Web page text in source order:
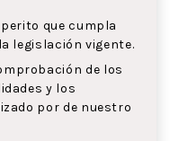
que cumpla
legislación vigente.
de los
y los
por de nuestro